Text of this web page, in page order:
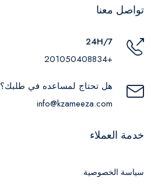
تواصل معنا
24H/7
+201050408834
هل تحتاج لمساعده في طلبك؟
info@kzameeza.com
خدمة العملاء
سياسة الخصوصية